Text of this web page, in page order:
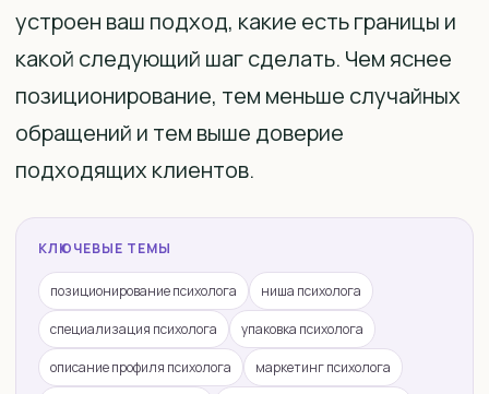
устроен ваш подход, какие есть границы и
какой следующий шаг сделать. Чем яснее
позиционирование, тем меньше случайных
обращений и тем выше доверие
подходящих клиентов.
КЛЮЧЕВЫЕ ТЕМЫ
позиционирование психолога ниша психолога
специализация психолога упаковка психолога
описание профиля психолога маркетинг психолога